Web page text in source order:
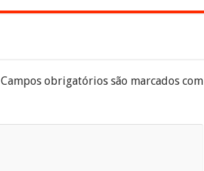
Campos obrigatórios são marcados com